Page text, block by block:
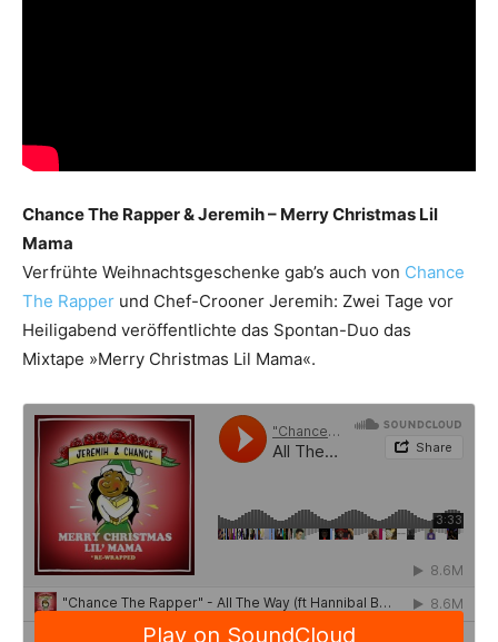
Chance The Rapper & Jeremih – Merry Christmas Lil
Mama
Verfrühte Weihnachtsgeschenke gab’s auch von Chance
The Rapper und Chef-Crooner Jeremih: Zwei Tage vor
Heiligabend veröffentlichte das Spontan-Duo das
Mixtape »Merry Christmas Lil Mama«.